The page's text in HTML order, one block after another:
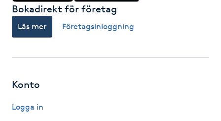
Funktionsanalys
Färgning
G
Gel naglar
Bokadirekt för företag
Läs mer Företagsinloggning
Konto
Logga in